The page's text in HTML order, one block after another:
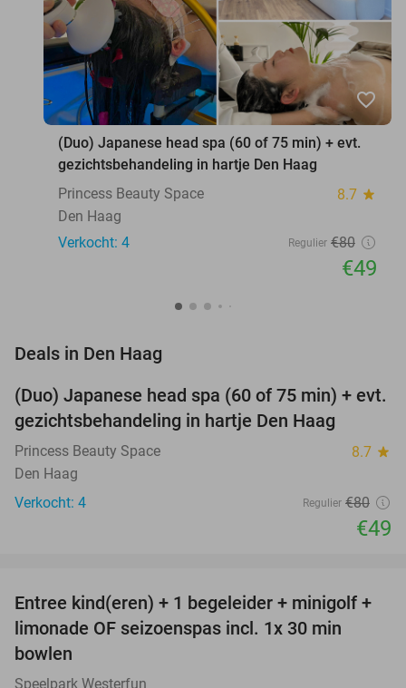
favorite_border
(Duo) Japanese head spa (60 of 75 min) + evt.
gezichtsbehandeling in hartje Den Haag
Princess Beauty Space
8.7 star
Den Haag
Verkocht: 4
Regulier €80
€49
Deals in Den Haag
39%
NEW
TODAY
(Duo) Japanese head spa (60 of 75 min) + evt.
gezichtsbehandeling in hartje Den Haag
Princess Beauty Space 8.7 star
Den Haag
Verkocht: 4
Regulier €80
€49
40%
TODAY
Entree kind(eren) + 1 begeleider + minigolf +
limonade OF seizoenspas incl. 1x 30 min
bowlen
Speelpark Westerfun